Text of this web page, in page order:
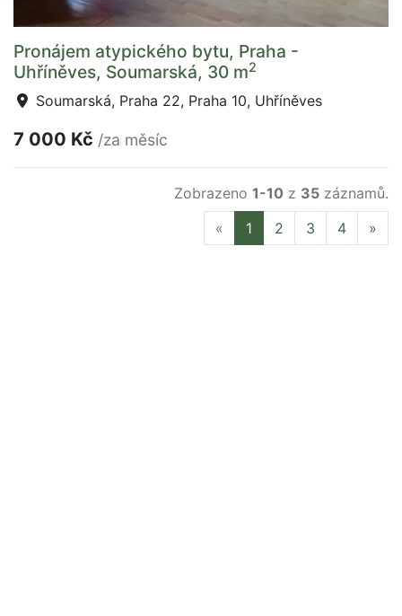
Pronájem atypického bytu, Praha -
Uhříněves, Soumarská, 30 m2
Soumarská, Praha 22, Praha 10, Uhříněves
7 000 Kč /za měsíc
Zobrazeno 1-10 z 35 záznamů.
« Previous
1 2 3 4 »